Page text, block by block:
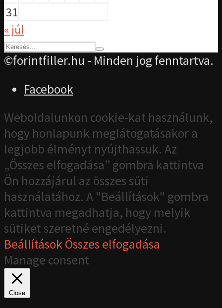
31
« júl
©forintfiller.hu - Minden jog fenntartva.
Facebook
Weboldalunkon cookie-kat használunk,
hogy honlapunk meglátogatásakor a
legjobb élményt nyújthassuk. Az
„Összes elfogadása” gombra kattintva
Ön hozzájárul az összes süti
használatához. A "Beállítások" gombra
kattintva megadhatja, hogy melyik
sütiket szeretné engedélyezni.
BeállításokÖsszes elfogadása
Manage consent
Close